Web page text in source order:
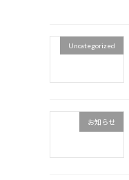
Uncategorized
お知らせ